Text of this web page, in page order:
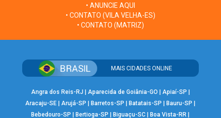
• ANUNCIE AQUI
• CONTATO (VILA VELHA-ES)
• CONTATO (MATRIZ)
MAIS CIDADES ONLINE
Angra dos Reis-RJ Aparecida de Goiânia-GO Apiaí-SP
Aracaju-SE |Arujá-SP Barretos-SP Batatais-SP Bauru-SP
Bebedouro-SP
Bertioga-SP Biguaçu-SC Boa Vista-RR